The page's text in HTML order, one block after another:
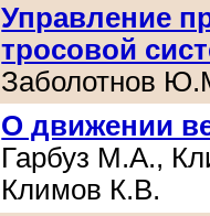
Управление
тросовой
Заболотнов
О движении
Гарбуз М.А.,
Климов К.В.